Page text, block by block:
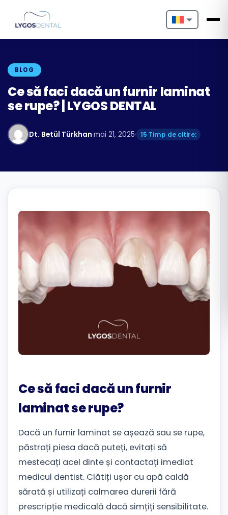
Nederlands
Français
Português
Български
Română
BLOG
Ce să faci dacă un furnir laminat
se rupe? | LYGOS DENTAL
Dt. Betül Türkhan·mai 21, 2025· 15 Timp de citire:
Ce să faci dacă un furnir
laminat se rupe?
Dacă un furnir laminat se așează sau se rupe,
păstrați piesa dacă puteți, evitați să
mestecați acel dinte și contactați imediat
medicul dentist. Clătiți ușor cu apă caldă
sărată și utilizați calmarea durerii fără
prescripție medicală dacă simțiți sensibilitate.